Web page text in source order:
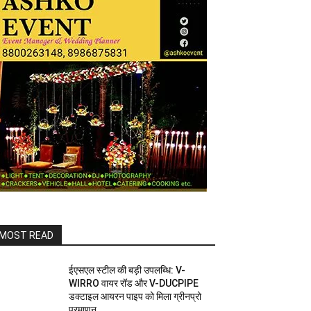
READ
ईएसएल स्टील की बड़ी उपलब्धि: V-
WIRRO वायर रॉड और V-DUCPIPE
डक्टाइल आयरन पाइप को मिला ग्रीनप्रो